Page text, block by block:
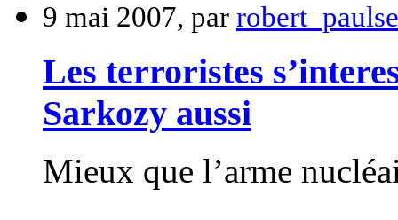
9 mai 2007, par
Les terroristes
Sarkozy aussi
Mieux que l’arme